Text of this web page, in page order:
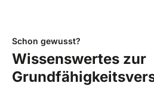
Schon gewusst?
Wissenswertes zur